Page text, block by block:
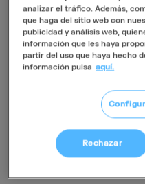
con éxito.
“Aunque pueda
conseguir crear
complicado como
Tiene algo de
místico y de
González
analizar el tráfico. Además,
que haga del sitio web con
publicidad y análisis web,
información que les haya
partir del uso que haya hecho
información pulsa aquí.
Rechazar